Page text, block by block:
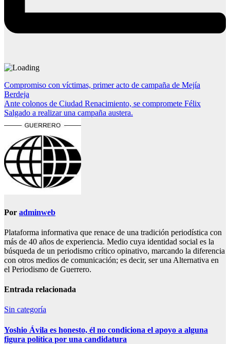
Navegación
de
entradas
Compromiso con víctimas, primer acto de campaña de Mejía
Berdeja
Ante colonos de Ciudad Renacimiento, se compromete Félix
Salgado a realizar una campaña austera.
Por adminweb
Plataforma informativa que renace de una tradición periodística con
más de 40 años de experiencia. Medio cuya identidad social es la
búsqueda de un periodismo crítico opinativo, marcando la diferencia
con otros medios de comunicación; es decir, ser una Alternativa en
el Periodismo de Guerrero.
Entrada relacionada
Sin categoría
Yoshio Ávila es honesto, él no condiciona el apoyo a alguna
figura política por una candidatura